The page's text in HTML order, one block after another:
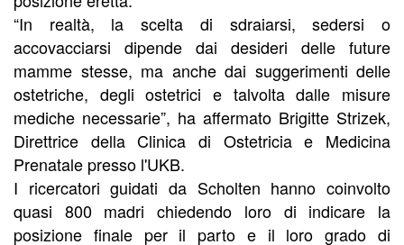
“In realtà, la scelta di sdraiarsi, sedersi o
accovacciarsi dipende dai desideri delle future
mamme stesse, ma anche dai suggerimenti delle
ostetriche, degli ostetrici e talvolta dalle misure
mediche necessarie”, ha affermato Brigitte Strizek,
Direttrice della Clinica di Ostetricia e Medicina
Prenatale presso l'UKB.
I ricercatori guidati da Scholten hanno coinvolto
quasi 800 madri chiedendo loro di indicare la
posizione finale per il parto e il loro grado di